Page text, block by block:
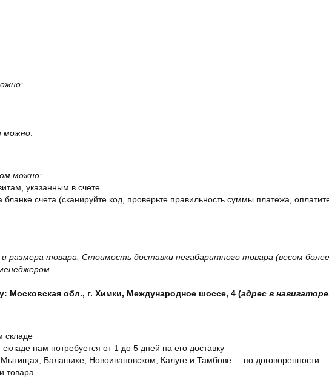
можно:
можно:
указанным в счете.
бланке счета (сканируйте код, проверьте правильность суммы платежа,
размера товара. Стоимость доставки негабаритного товара (весом
Московская обл., г. Химки, Международное шоссе, 4 (адрес в
складе
нам потребуется от 1 до 5 дней на его доставку
Балашихе, Новоивановском, Калуге и Тамбове – по договоренности.
товара